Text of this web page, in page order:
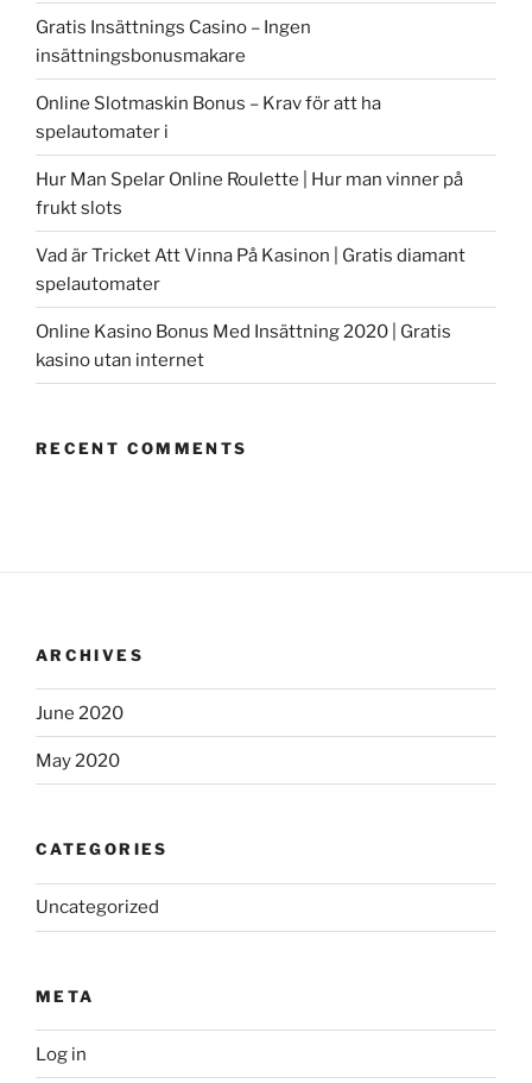
Gratis Insättnings Casino – Ingen
insättningsbonusmakare
Online Slotmaskin Bonus – Krav för att ha
spelautomater i
Hur Man Spelar Online Roulette | Hur man vinner på
frukt slots
Vad är Tricket Att Vinna På Kasinon | Gratis diamant
spelautomater
Online Kasino Bonus Med Insättning 2020 | Gratis
kasino utan internet
RECENT COMMENTS
ARCHIVES
June 2020
May 2020
CATEGORIES
Uncategorized
META
Log in